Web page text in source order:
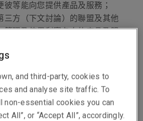
彼等能向您提供產品及服務；
三方（下文討論）的聯盟及其他
管理及使用利寶各自的產品及服
站、產品及服務的使用，以提升
活動；及
何辦公室地點時，安排活動、會
and third-party, cookies to
and analyse site traffic. To
non-essential cookies you can
All”, or “Accept All”, accordingly.